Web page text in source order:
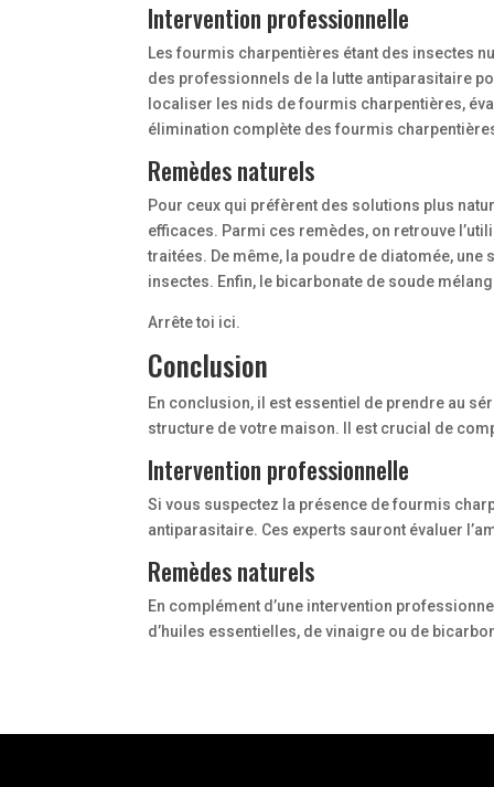
Intervention professionnelle
Les fourmis charpentières étant des insectes
des professionnels de la lutte antiparasitaire
localiser les nids de fourmis charpentières,
élimination complète des fourmis
Remèdes naturels
Pour ceux qui préfèrent des solutions plus
efficaces. Parmi ces remèdes, on retrouve
traitées. De même, la poudre de diatomée,
insectes. Enfin, le bicarbonate de soude
Arrête toi ici.
Conclusion
En conclusion, il est essentiel de prendre au
structure de votre maison. Il est crucial de
Intervention professionnelle
Si vous suspectez la présence de fourmis
antiparasitaire. Ces experts sauront évaluer
Remèdes naturels
En complément d’une intervention
d’huiles essentielles, de vinaigre ou de